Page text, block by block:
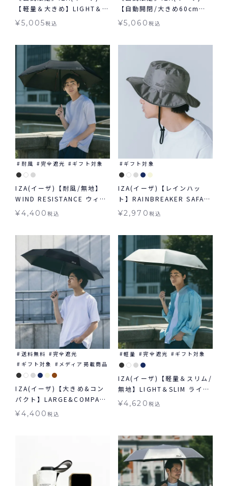
【軽量＆大きめ】LIGHT＆
LARGE ライト&ラージ 日傘
¥5,005税込
【自動開閉/大きめ60cm】
AUTOMATIC & SAFE 60cm
¥5,060 税込
耐風 完全遮光 ギフト対象
IZA(イーザ)【耐風/無地】
WIND RESISTANCE ウィン
ドレジスタンス 日傘 折りた
¥4,400税込
ギフト対象
IZA(イーザ)【レインハッ
ト】RAINBREAKER SAFARI
HAT レインブレーカーサフ
¥2,970 税込
送料無料
完全遮光
ギフト対象
メディア掲載商品
IZA(イーザ)【大きめ&コン
パクト】LARGE&COMPACT
ラージ＆コンパクト日傘 折
¥4,400税込
軽量 完全遮光 ギフト対象
IZA(イーザ)【軽量＆スリム/
無地】LIGHT＆SLIM ライト
＆スリム 軽量 日傘 折りたた
¥4,620 税込